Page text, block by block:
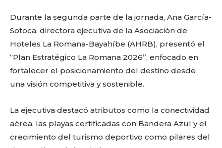
Durante la segunda parte de la jornada, Ana García-
Sotoca, directora ejecutiva de la Asociación de
Hoteles La Romana-Bayahíbe (AHRB), presentó el
“Plan Estratégico La Romana 2026”, enfocado en
fortalecer el posicionamiento del destino desde
una visión competitiva y sostenible.
La ejecutiva destacó atributos como la conectividad
aérea, las playas certificadas con Bandera Azul y el
crecimiento del turismo deportivo como pilares del